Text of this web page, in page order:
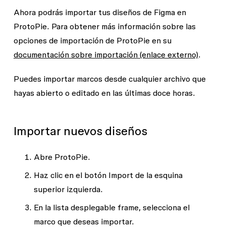
Ahora podrás importar tus diseños de Figma en
ProtoPie. Para obtener más información sobre las
opciones de importación de ProtoPie en su
documentación sobre importación (enlace externo).
Puedes importar marcos desde cualquier archivo que
hayas abierto o editado en las últimas doce horas.
Importar nuevos diseños
Abre ProtoPie.
Haz clic en el botón Import de la esquina
superior izquierda.
En la lista desplegable frame, selecciona el
marco que deseas importar.